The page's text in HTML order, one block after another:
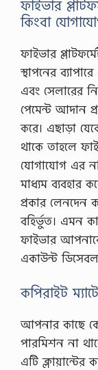
ফাইভার
কিংবা
ফাইভার
স্থাপনের
এবং সেলারের
পেমেন্ট আদান
করে। এছাড়া
থাকে তাহলে
যোগাযোগ এর
মাধ্যম ব্যবহার
প্রকার লেনদেন
বহির্ভুত। এমন
ফাইভার আপনাকে
একাউন্ট
কপিরাইট
আপনার কাছে
পারমিশন না
এটি